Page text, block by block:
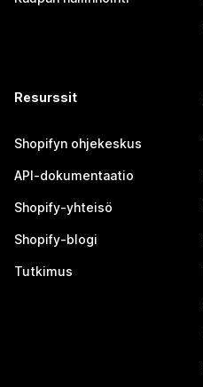
Resurssit
Shopifyn ohjekeskus
API-dokumentaatio
Shopify-yhteisö
Shopify-blogi
Tutkimus